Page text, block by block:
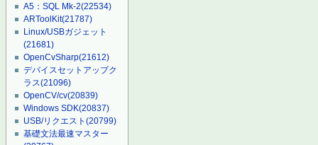
A5：SQL Mk-2(22534)
ARToolKit(21787)
Linux/USBガジェット
(21681)
OpenCvSharp(21612)
デバイスセットアップク
ラス(21096)
OpenCV/cv(20839)
Windows SDK(20837)
USB/リクエスト(20799)
基礎文法最速マスター